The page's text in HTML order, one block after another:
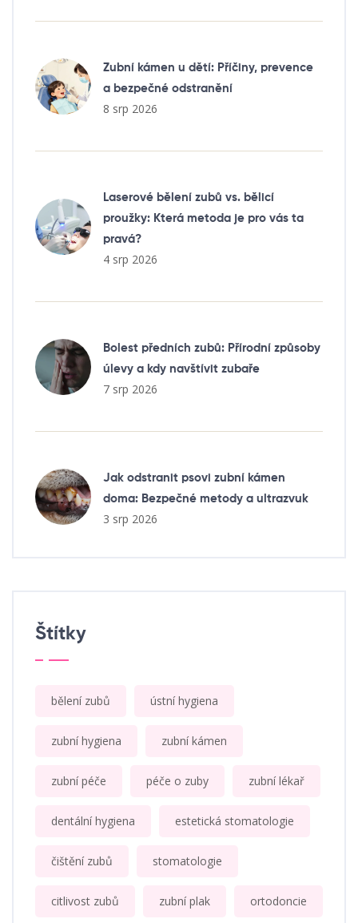
Zubní kámen u dětí: Příčiny, prevence
a bezpečné odstranění
8 srp 2026
Laserové bělení zubů vs. bělicí
proužky: Která metoda je pro vás ta
pravá?
4 srp 2026
Bolest předních zubů: Přírodní způsoby
úlevy a kdy navštívit zubaře
7 srp 2026
Jak odstranit psovi zubní kámen
doma: Bezpečné metody a ultrazvuk
3 srp 2026
Štítky
bělení zubů ústní hygiena
zubní hygiena zubní kámen
zubní péče péče o zuby zubní lékař
dentální hygiena estetická stomatologie
čištění zubů stomatologie
citlivost zubů zubní plak ortodoncie